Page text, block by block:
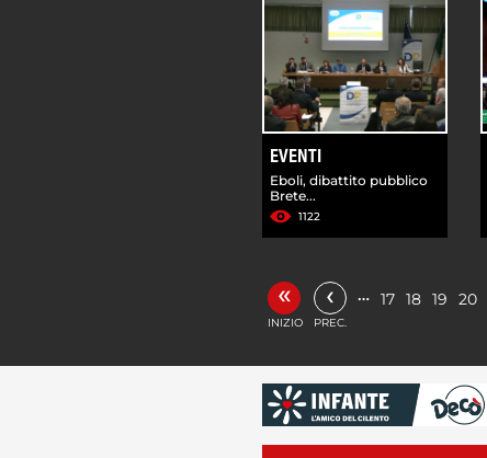
EVENTI
Eboli, dibattito pubblico
Brete...
1122
«
INIZIO
‹
PREC.
… 17 18 19 20